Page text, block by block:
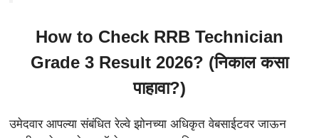
How to Check RRB Technician
Grade 3 Result 2026? (निकाल कसा
पाहावा?)
उमेदवार आपल्या संबंधित रेल्वे झोनच्या अधिकृत वेबसाईटवर जाऊन